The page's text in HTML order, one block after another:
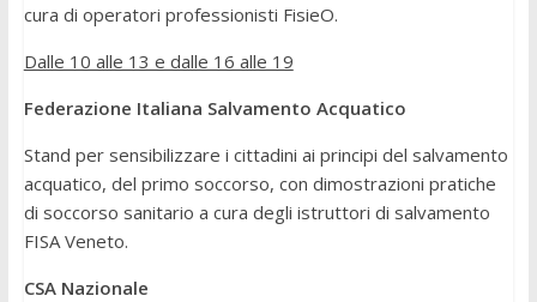
cura di operatori professionisti FisieO.
Dalle 10 alle 13 e dalle 16 alle 19
Federazione Italiana Salvamento Acquatico
Stand per sensibilizzare i cittadini ai principi del salvamento
acquatico, del primo soccorso, con dimostrazioni pratiche
di soccorso sanitario a cura degli istruttori di salvamento
FISA Veneto.
CSA Nazionale